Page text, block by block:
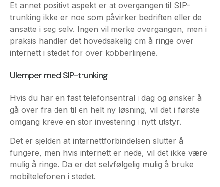
praksis handler det hovedsakelig om å ringe over
internett i stedet for over kobberlinjene.
Ulemper med SIP-trunking
gå over fra den til en helt ny løsning, vil det i første
Det er sjelden at internettforbindelsen slutter å
fungere, men hvis internett er nede, vil det ikke være
mulig å ringe. Da er det selvfølgelig mulig å bruke
mobiltelefonen i stedet.
Til slutt er det også verdt å påpeke at siden SIP-
trunks er eksponert mot internett, må du ha en
velfungerende nettverkssikkerhet. SIP-trunking fører